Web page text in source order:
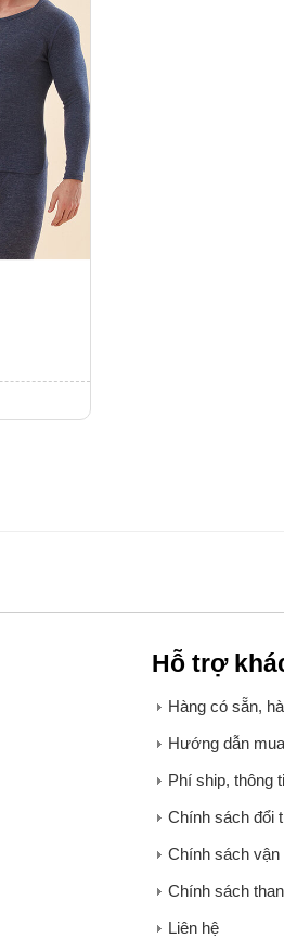
Hỗ trợ
Hàng có sẵn,
Hướng dẫn
Phí ship, thông
Chính sách đổi
Chính sách vận
Chính sách
Liên hệ